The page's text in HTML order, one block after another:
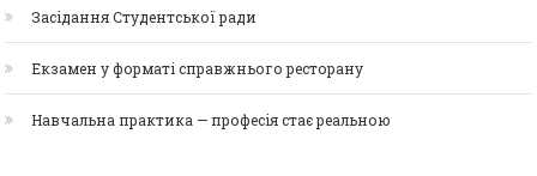
Засідання Студентської ради
Екзамен у форматі справжнього ресторану
Навчальна практика — професія стає реальною